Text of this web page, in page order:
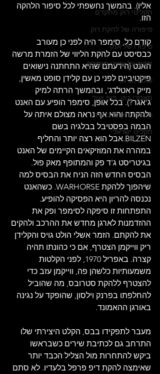
תקליטי רוק מתקדם
סיפורה של להקת רוק
סיפורו של אמן
זרקור על ענייני מוסיקה
עולם הג'אז
מאמרי רוק, פופ ועוד
חדשות רוק עדכניות
תקליט ישראלי
אליו). בהמשך נחשפתי לכל סיפור הלהקה
הזו.
קודם כל, סימפר היה לפני כן מעורב
כבסיסט עם להקת הליווי של הזמרת מרשה
האנט (הידעתם שהיא התחתנה נישואים
פיקטיביים לפני כן עם קלידן סופט מאשין,
מייק ראטלדג', ובהמשך הרתה למיק
ג'אגר?). בכל אופן, סימפר הופיע עם האנט
ולהקתה והוא אף נראה מצולם איתה על
הבמה בפסטיבל בבלגיה בשם
BILZEN.אבל הוא רצה יותר והחליף
במהרה את המוזיקאים הקיימים של האנט
בגיטריסט ג'ד פק והמתופף מאק פול.
הבסיס החדש הזה הניח את הבסיס למה
שיהפוך ללהקת WARHORSE. כשהאנט
נכנסה להריון היא הפסיקה להופיע.
התפתחות זו סיפקה לסימפר ופק את
ההזדמנות לארגן מחדש את ההרכב ולהקים
את להקתם. הזמר אשלי הולט גויס והקלידן
ריק ווייקמן הצטרף, אם כי כהונתו תהיה
קצרה. באפריל 1970, לפני הקלטות
משמעותיות כלשהן פה, ווייקמן עזב כדי
להצטרף ללהקת סטרובס, מה שהוביל
להחלפתו בפרנק וילסון, שהופקד על נגינה
באורגן ההאמונד.
מעבר לתפקידו בבס, הקלט היצירתי שלו
התרחב גם לכתיבת שירים כשבראשו
ביקש להתחרות מול הצליל הכבד יותר
שאימצה להקת דיפ פרפל בלעדיו. לא סתם